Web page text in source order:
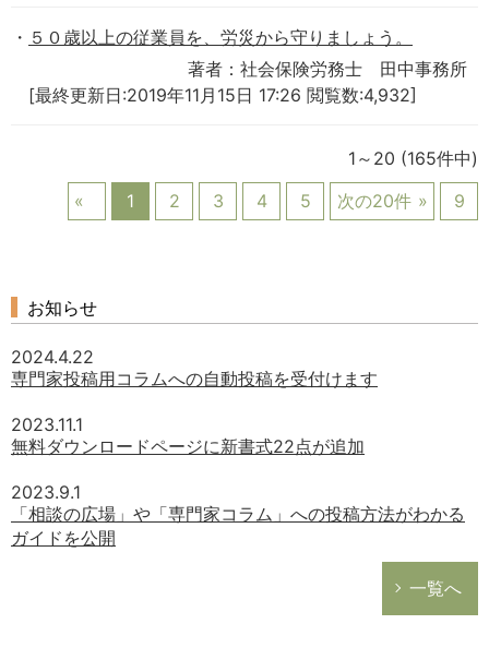
５０歳以上の従業員を、労災から守りましょう。
著者：社会保険労務士 田中事務所
[最終更新日:2019年11月15日 17:26 閲覧数:4,932]
1～20 (165件中)
1
2 3 4 5 次の20件 9
お知らせ
2024.4.22
専門家投稿用コラムへの自動投稿を受付けます
2023.11.1
無料ダウンロードページに新書式22点が追加
2023.9.1
「相談の広場」や「専門家コラム」への投稿方法がわかる
ガイドを公開
一覧へ